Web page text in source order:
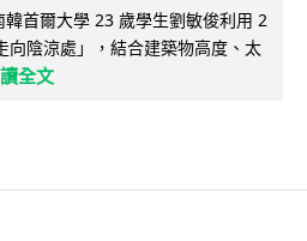
韓首爾大學 23 歲學生劉敏俊利用 2
向陰涼處」，結合建築物高度、太
全文